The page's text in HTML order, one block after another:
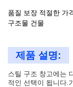
품질 보장 적절한 가
구조물 건물
제품 설명:
스틸 구조 창고에는
적인 선택이 됩니다.